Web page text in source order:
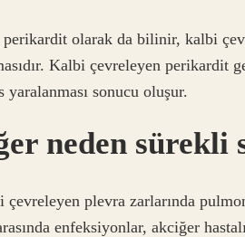
olarak da bilinir, kalbi
Kalbi çevreleyen perikardit
yaralanması sonucu oluşur.
neden sürekli
plevra zarlarında
enfeksiyonlar, akciğer